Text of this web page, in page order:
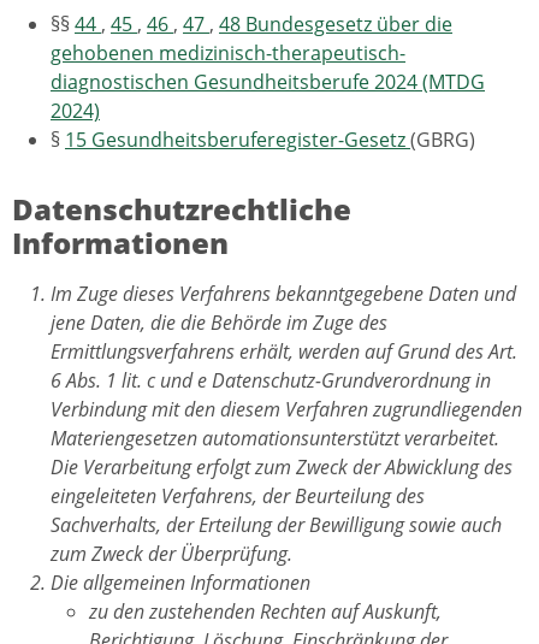
§§44 , 45 , 46 , 47 , 48 Bundesgesetz über die
gehobenen medizinisch-therapeutisch-
diagnostischen Gesundheitsberufe 2024 (MTDG
2024)
§ 15 Gesundheitsberuferegister-Gesetz(GBRG)
Datenschutzrechtliche
Informationen
Im Zuge dieses Verfahrens bekanntgegebene Daten und
jene Daten, die die Behörde im Zuge des
Ermittlungsverfahrens erhält, werden auf Grund des Art.
6 Abs. 1 lit. c und e Datenschutz-Grundverordnung in
Verbindung mit den diesem Verfahren zugrundliegenden
Materiengesetzen automationsunterstützt verarbeitet.
Die Verarbeitung erfolgt zum Zweck der Abwicklung des
eingeleiteten Verfahrens, der Beurteilung des
Sachverhalts, der Erteilung der Bewilligung sowie auch
zum Zweck der Überprüfung.
Die allgemeinen Informationen
zu den zustehenden Rechten auf Auskunft,